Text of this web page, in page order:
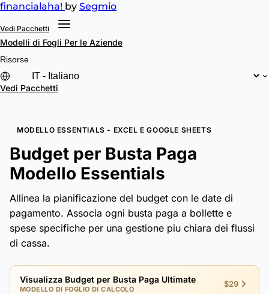
financialaha! by Segmio
Vedi Pacchetti
Modelli di Fogli Per le Aziende
Risorse
Vedi Pacchetti
MODELLO ESSENTIALS - EXCEL E GOOGLE SHEETS
Budget per Busta Paga
Modello Essentials
Allinea la pianificazione del budget con le date di
pagamento. Associa ogni busta paga a bollette e
spese specifiche per una gestione piu chiara dei flussi
di cassa.
Visualizza Budget per Busta Paga Ultimate
MODELLO DI FOGLIO DI CALCOLO
$29